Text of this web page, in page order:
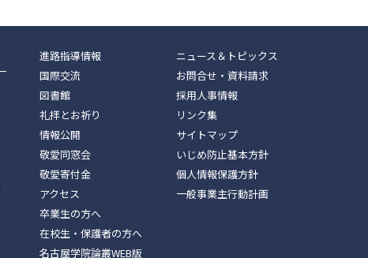
進路指導情報
国際交流
図書館
礼拝とお祈り
情報公開
敬愛同窓会
敬愛寄付金
アクセス
卒業生の方へ
在校生・保護者の方へ
名古屋学院論叢WEB版
ニュース＆トピックス
お問合せ・資料請求
採用人事情報
リンク集
サイトマップ
いじめ防止基本方針
個人情報保護方針
一般事業主行動計画